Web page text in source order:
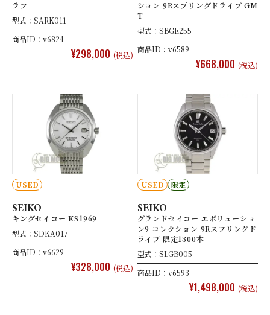
ラフ
型式：SARK011
商品ID：v6824
¥298,000 (税込)
ション 9Rスプリングドライブ GM
T
型式：SBGE255
商品ID：v6589
¥668,000 (税込)
USED
SEIKO
キングセイコー KS1969
型式：SDKA017
商品ID：v6629
¥328,000 (税込)
USED 限定
SEIKO
グランドセイコー エボリューショ
ン9 コレクション 9Rスプリングド
ライブ 限定1300本
型式：SLGB005
商品ID：v6593
¥1,498,000 (税込)